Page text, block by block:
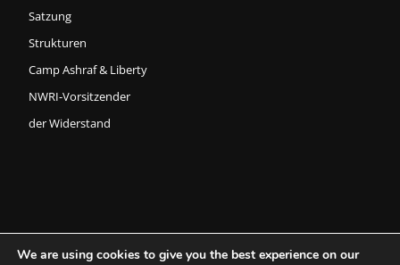
Satzung
Strukturen
Camp Ashraf & Liberty
NWRI-Vorsitzender
der Widerstand
We are using cookies to give you the best experience on our